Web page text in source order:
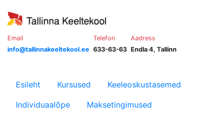
Email
info@tallinnakeeltekool.ee
Telefon
633-63-63
Aadress
Endla 4, Tallinn
Esileht Kursused Keeleoskustasemed
Individuaalõpe Maksetingimused